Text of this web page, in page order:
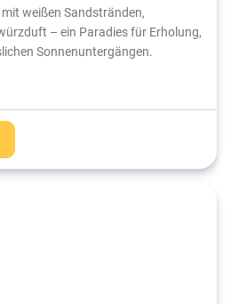
weißen Sandstränden,
– ein Paradies für Erholung,
Sonnenuntergängen.